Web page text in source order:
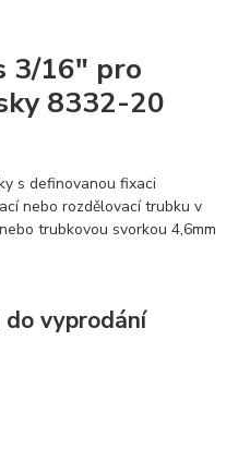
3/16" pro
8332-20
s definovanou fixaci
nebo rozdělovací trubku v
trubkovou svorkou 4,6mm
vyprodání